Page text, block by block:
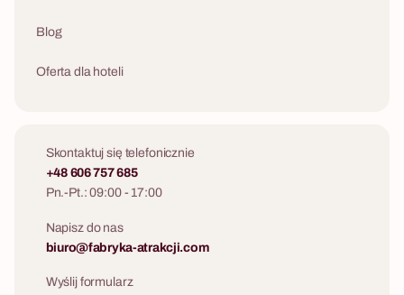
Blog
Oferta dla hoteli
Skontaktuj się telefonicznie
+48 606 757 685
Pn.-Pt.: 09:00 - 17:00
Napisz do nas
biuro@fabryka-atrakcji.com
Wyślij formularz